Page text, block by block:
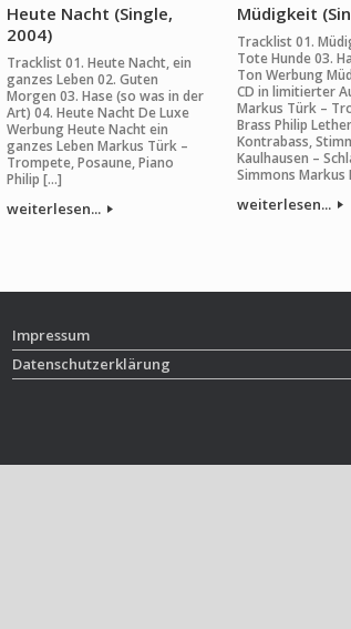
Heute Nacht (Single,
2004)
Tracklist 01. Heute Nacht, ein
ganzes Leben 02. Guten
Morgen 03. Hase (so was in der
Art) 04. Heute Nacht De Luxe
Werbung Heute Nacht ein
ganzes Leben Markus Türk –
Trompete, Posaune, Piano
Philip […]
weiterlesen...
Müdigkeit
Tracklist 01.
Tote Hunde 03.
Ton Werbung
CD in limitierter
Markus Türk –
Brass Philip
Kontrabass,
Kaulhausen –
Simmons Markus
weiterlesen...
Impressum
Datenschutzerklärung